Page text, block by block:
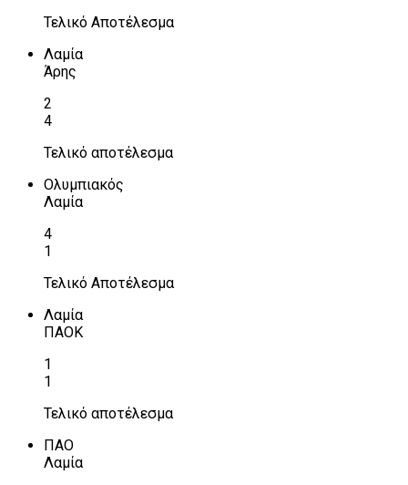
Τελικό Αποτέλεσμα
Λαμία
Άρης
2
4
Τελικό αποτέλεσμα
Ολυμπιακός
Λαμία
4
1
Τελικό Αποτέλεσμα
Λαμία
ΠΑΟΚ
1
1
Τελικό αποτέλεσμα
ΠΑΟ
Λαμία